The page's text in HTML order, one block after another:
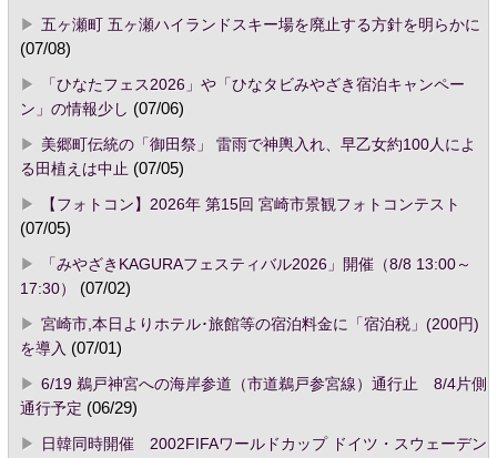
五ヶ瀬町 五ヶ瀬ハイランドスキー場を廃止する方針を明らかに
(07/08)
「ひなたフェス2026」や「ひなタビみやざき宿泊キャンペー
ン」の情報少し (07/06)
美郷町伝統の「御田祭」 雷雨で神輿入れ、早乙女約100人によ
る田植えは中止 (07/05)
【フォトコン】2026年 第15回 宮崎市景観フォトコンテスト
(07/05)
「みやざきKAGURAフェスティバル2026」開催（8/8 13:00～
17:30）
(07/02)
宮崎市,本日よりホテル･旅館等の宿泊料金に「宿泊税」(200円)
を導入 (07/01)
6/19 鵜戸神宮への海岸参道（市道鵜戸参宮線）通行止 8/4片側
通行予定 (06/29)
日韓同時開催 2002FIFAワールドカップ ドイツ・スウェーデン